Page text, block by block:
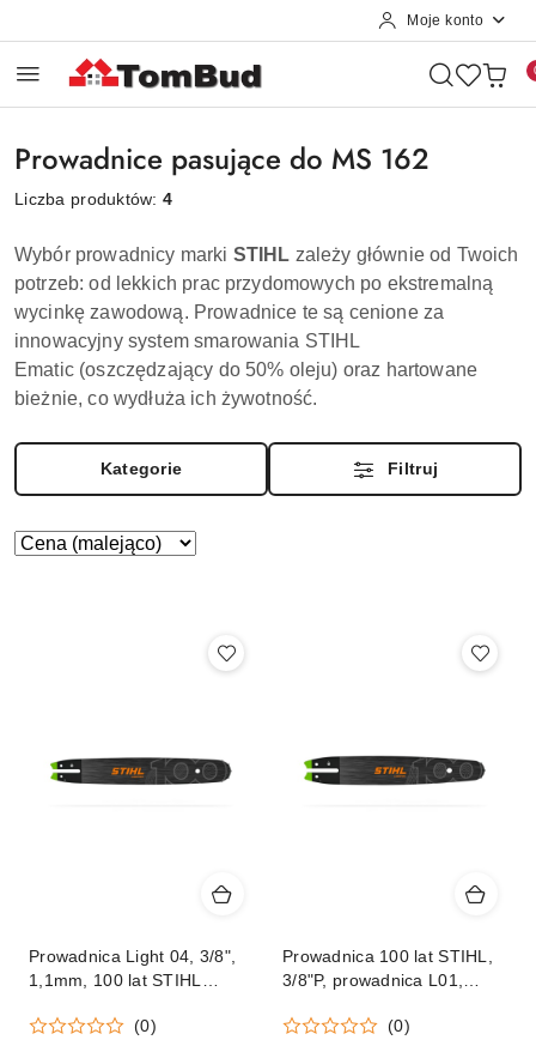
Moje konto
Prowadnice pasujące do MS 162
Liczba produktów:4
Wybór prowadnicy marki STIHL zależy głównie od Twoich
potrzeb: od lekkich prac przydomowych po ekstremalną
wycinkę zawodową. Prowadnice te są cenione za
innowacyjny system smarowania STIHL
Ematic(oszczędzający do 50% oleju) oraz hartowane
bieżnie, co wydłuża ich żywotność.
Kategorie Filtruj
Zastosowano
Sortuj
Prowadnica Light 04, 3/8",
1,1mm, 100 lat STIHL
3005
(0)
Prowadnica 100 lat STIHL,
3/8"P, prowadnica L01,
(0)